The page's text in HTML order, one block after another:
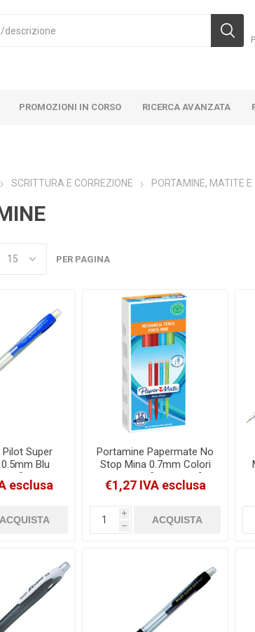
PROMOZIONI IN CORSO RICERCA AVANZATA
SCRITTURA E CORREZIONE PORTAMINE, MATITE
PER PAGINA
Super
Blu
esclusa
Portamine Papermate No
Stop Mina 0.7mm Colori
Assortiti [S1906125]
€1,27 IVA esclusa
i
h